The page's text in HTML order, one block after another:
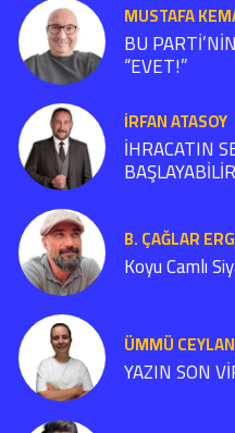
MUSTAFA
BU
“EVET!”
İRFAN ATASOY
İHRACATIN
B. ÇAĞLAR
Koyu Camlı
ÜMMÜ
YAZIN SON